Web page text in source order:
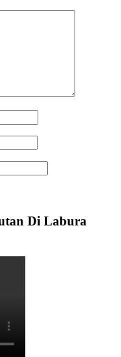
Di Labura